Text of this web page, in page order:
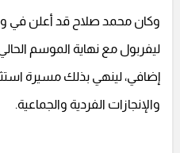
وكان محمد صلاح قد أعلن في
ليفربول مع نهاية الموسم
إضافي، لينهي بذلك مسيرة
والإنجازات الفردية والجماعية.